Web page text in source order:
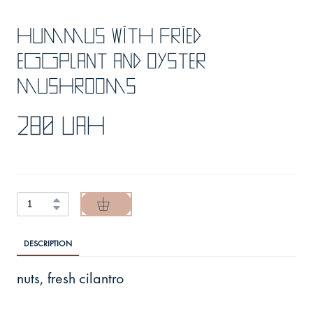
Hummus with fried
eggplant and oyster
mushrooms
280 UAH
DESCRIPTION
nuts, fresh cilantro